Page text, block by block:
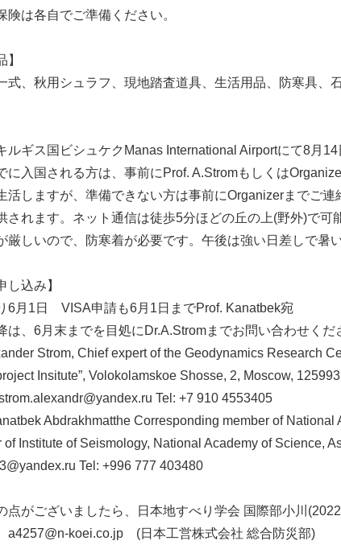
険は各自でご準備ください。
】
式、秋用シュラフ、現地踏査道具、生活用品、防寒具、
ルギス国ビシュケクManas International Airportにて8月14
に入国される方は、事前にProf. A.Stromもしくは
活しますが、準備できない方は事前にOrganizerまでご
されます。ネット通信は徒歩5分ほどの丘の上(野外)で
厳しいので、防寒着が必要です。午後は強い日差しで暑
し込み】
6月1日 VISA申請も6月1日までProf. Kanatbek宛
は、6月末までを目処にDr.A.Stromまでお問い合わせくだ
Strom, Chief expert of the Geodynamics Research
Insitute”, Volokolamskoe Shosse, 2, Moscow,
Tel: +7 910 4553405
Abdrakhmatthe Corresponding member of National
of Institute of Seismology, National Academy of Science,
Tel: +996 777 403480
点がございましたら、日本地すべり学会 国際部小川
koei.co.jp (日本工営株式会社 総合防災部)